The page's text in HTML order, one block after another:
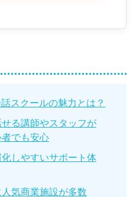
スクールの魅力とは？
る講師やスタッフが
でも安心
しやすいサポート体
気商業施設が多数